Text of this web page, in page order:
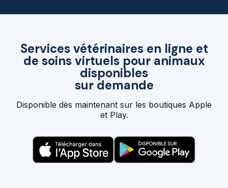
Services vétérinaires en ligne et
de soins virtuels pour animaux
disponibles
sur demande
Disponible dès maintenant sur les boutiques Apple
et Play.